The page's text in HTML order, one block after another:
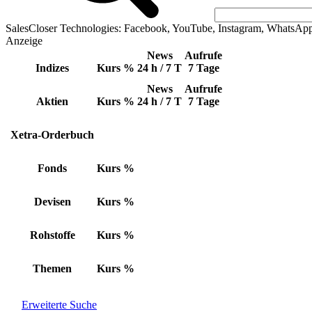
SalesCloser Technologies: Facebook, YouTube, Instagram,
Anzeige
Indizes Kurs %
News
24 h / 7 T
Aufrufe
7 Tage
Aktien Kurs %
News
24 h / 7 T
Aufrufe
7 Tage
Xetra-Orderbuch
Fonds Kurs %
Devisen Kurs %
Rohstoffe Kurs %
Themen Kurs %
Erweiterte Suche